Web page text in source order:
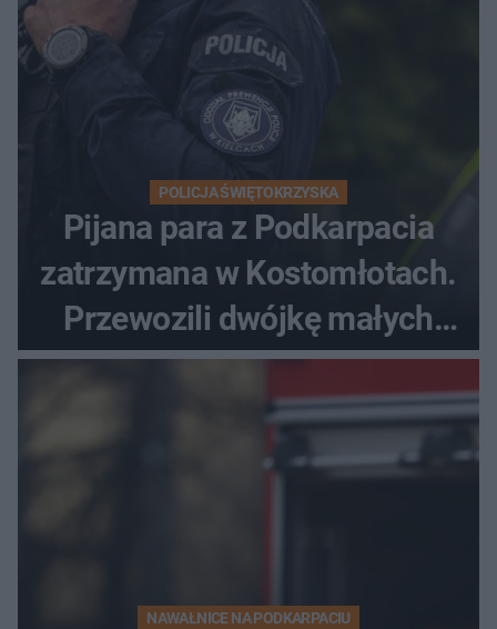
POLICJA ŚWIĘTOKRZYSKA
Pijana para z Podkarpacia
zatrzymana w Kostomłotach.
Przewozili dwójkę małych
dzieci
NAWAŁNICE NA PODKARPACIU